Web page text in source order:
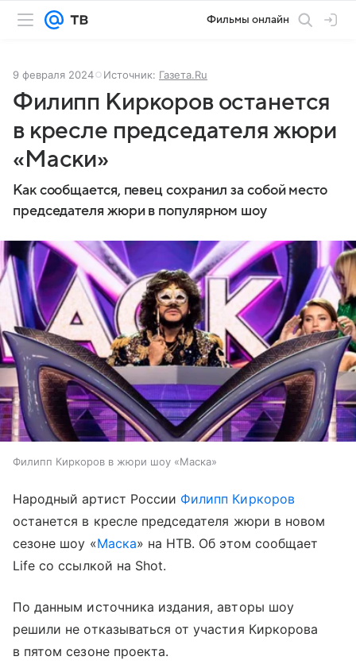
Фильмы онлайн
9 февраля 2024 Источник: Газета.Ru
Филипп Киркоров останется
в кресле председателя жюри
«Маски»
Как сообщается, певец сохранил за собой место
председателя жюри в популярном шоу
Филипп Киркоров в жюри шоу «Маска»
Народный артист России Филипп Киркоров
останется в кресле председателя жюри в новом
сезоне шоу «Маска» на НТВ. Об этом сообщает
Life со ссылкой на Shot.
По данным источника издания, авторы шоу
решили не отказываться от участия Киркорова
в пятом сезоне проекта.